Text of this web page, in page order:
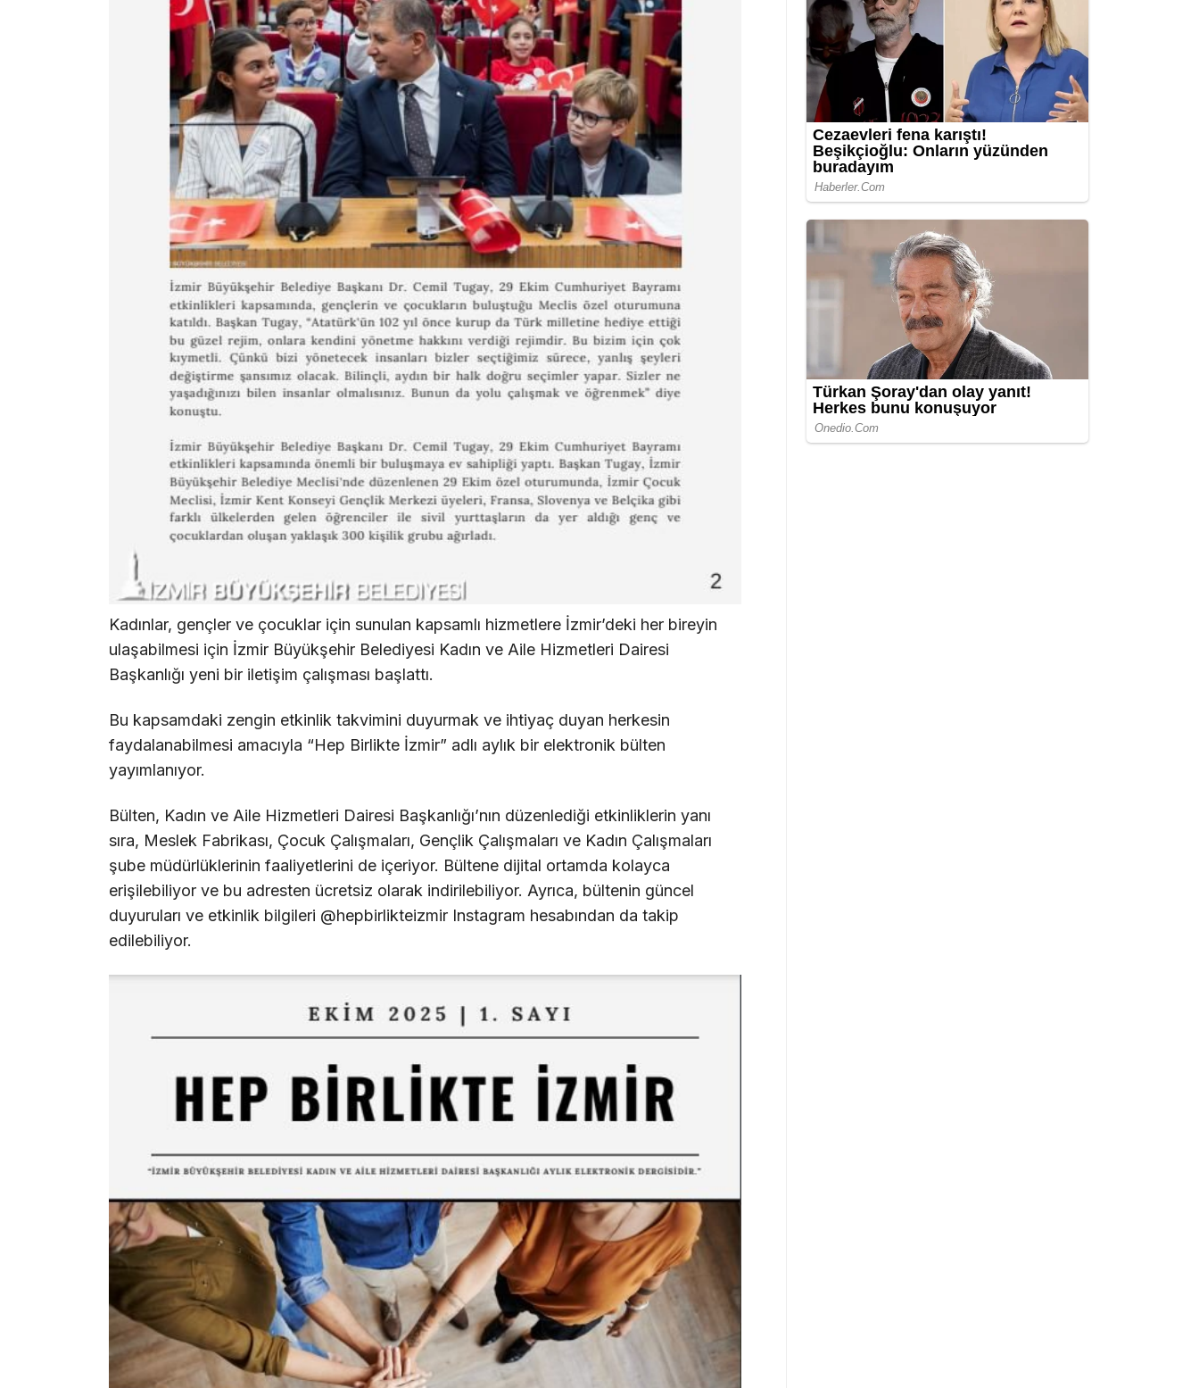
Kadınlar, gençler ve çocuklar için sunulan kapsamlı hizmetlere İzmir’deki her bireyin
ulaşabilmesi için İzmir Büyükşehir Belediyesi Kadın ve Aile Hizmetleri Dairesi
Başkanlığı yeni bir iletişim çalışması başlattı.
Bu kapsamdaki zengin etkinlik takvimini duyurmak ve ihtiyaç duyan herkesin
faydalanabilmesi amacıyla “Hep Birlikte İzmir” adlı aylık bir elektronik bülten
yayımlanıyor.
Bülten, Kadın ve Aile Hizmetleri Dairesi Başkanlığı’nın düzenlediği etkinliklerin yanı
sıra, Meslek Fabrikası, Çocuk Çalışmaları, Gençlik Çalışmaları ve Kadın Çalışmaları
şube müdürlüklerinin faaliyetlerini de içeriyor. Bültene dijital ortamda kolayca
erişilebiliyor ve bu adresten ücretsiz olarak indirilebiliyor. Ayrıca, bültenin güncel
duyuruları ve etkinlik bilgileri @hepbirlikteizmir Instagram hesabından da takip
edilebiliyor.